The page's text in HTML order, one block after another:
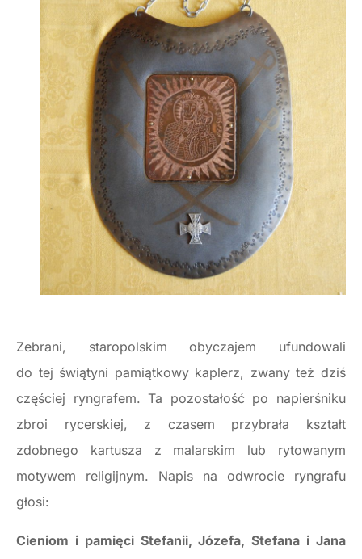
Zebrani, staropolskim obyczajem ufundowali
do tej świątyni pamiątkowy kaplerz, zwany też dziś
częściej ryngrafem. Ta pozostałość po napierśniku
zbroi rycerskiej, z czasem przybrała kształt
zdobnego kartusza z malarskim lub rytowanym
motywem religijnym. Napis na odwrocie ryngrafu
głosi:
Cieniom i pamięci Stefanii, Józefa, Stefana i Jana